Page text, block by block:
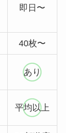
即日〜
40枚〜
あり
平均以上